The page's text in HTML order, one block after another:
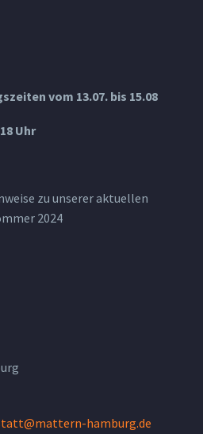
vom 13.07. bis 15.08
Uhr
zu unserer aktuellen
2024
hamburg.de